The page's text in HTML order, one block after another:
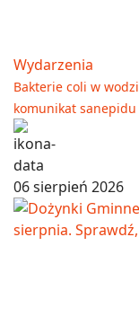
Wydarzenia
Bakterie coli w
komunikat sanepidu
06 sierpień 2026